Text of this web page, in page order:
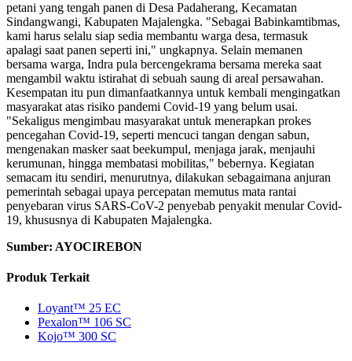
petani yang tengah panen di Desa Padaherang, Kecamatan
Sindangwangi, Kabupaten Majalengka. "Sebagai Babinkamtibmas,
kami harus selalu siap sedia membantu warga desa, termasuk
apalagi saat panen seperti ini," ungkapnya. Selain memanen
bersama warga, Indra pula bercengekrama bersama mereka saat
mengambil waktu istirahat di sebuah saung di areal persawahan.
Kesempatan itu pun dimanfaatkannya untuk kembali mengingatkan
masyarakat atas risiko pandemi Covid-19 yang belum usai.
"Sekaligus mengimbau masyarakat untuk menerapkan prokes
pencegahan Covid-19, seperti mencuci tangan dengan sabun,
mengenakan masker saat beekumpul, menjaga jarak, menjauhi
kerumunan, hingga membatasi mobilitas," bebernya. Kegiatan
semacam itu sendiri, menurutnya, dilakukan sebagaimana anjuran
pemerintah sebagai upaya percepatan memutus mata rantai
penyebaran virus SARS-CoV-2 penyebab penyakit menular Covid-
19, khususnya di Kabupaten Majalengka.
Sumber: AYOCIREBON
Produk Terkait
Loyant™ 25 EC
Pexalon™ 106 SC
Kojo™ 300 SC